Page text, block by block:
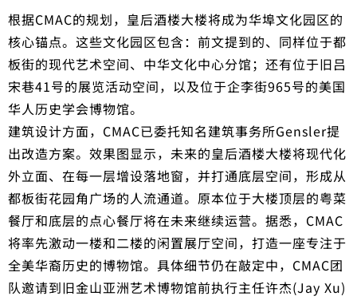
根据CMAC的规划，皇后酒楼大楼将成为华埠文化园区的
核心锚点。这些文化园区包含：前文提到的、同样位于都
板街的现代艺术空间、中华文化中心分馆；还有位于旧吕
宋巷41号的展览活动空间，以及位于企李街965号的美国
华人历史学会博物馆。
建筑设计方面，CMAC已委托知名建筑事务所Gensler提
出改造方案。效果图显示，未来的皇后酒楼大楼将现代化
外立面、在每一层增设落地窗，并打通底层空间，形成从
都板街花园角广场的人流通道。原本位于大楼顶层的粤菜
餐厅和底层的点心餐厅将在未来继续运营。据悉，CMAC
将率先激动一楼和二楼的闲置展厅空间，打造一座专注于
全美华裔历史的博物馆。具体细节仍在敲定中，CMAC团
队邀请到旧金山亚洲艺术博物馆前执行主任许杰(Jay Xu)